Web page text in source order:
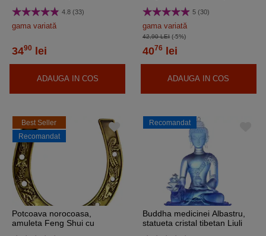
4.8 (33)
gama variată
3490 lei
ADAUGA IN COS
statueta 75 mm5 (30)
gama variată
42,90 LEI(-5%)
4076 lei
ADAUGA IN COS
Best Seller
Recomandat
Potcoava norocoasa,
amuleta Feng Shui cu
Recomandat
Buddha medicinei Albastru,
statueta cristal tibetan Liuli